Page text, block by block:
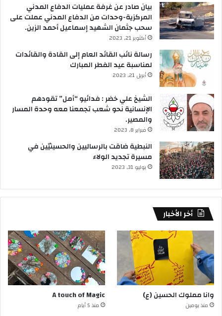
بيان صادر عن غرفة عمليات الدفاع المدني
المركزية-وحدات من الدفاع المدني عملت على
سحب جثمان الشهيد إسماعيل أحمد الزين.
أكتوبر 21, 2023
رسالة نائب القائد العام إلى القادة والقائدات
لمناسبة عيد الفطر المبارك
أبريل 21, 2023
الشيخ علي خضر : فدائيو “أمل” تقودهم
الإنسانية نحو شعب تجمعنا معه وحدة المسار
والمصير.
فبراير 8, 2023
النبطية ضاقت بالرساليين والحسينيّين في
مسيرة تجديد الولاء
يوليو 31, 2023
أخر الأخبار
وانا مملوك الحسين (ع)
منذ يومين
A touch of Magic
منذ 5 أيام